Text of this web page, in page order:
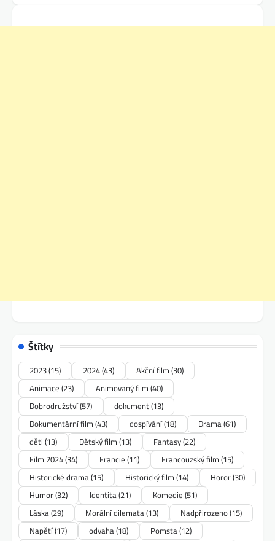
Štítky
2023(15) 2024(43) Akční film (30)
Animace (23) Animovaný film (40)
Dobrodružství(57) dokument(13)
Dokumentární film (43) dospívání(18) Drama(61)
děti (13) Dětský film (13) Fantasy(22)
Film 2024(34) Francie (11) Francouzský film (15)
Historické drama(15) Historický film (14) Horor(30)
Humor(32) Identita(21) Komedie (51)
Láska(29) Morální dilemata(13) Nadpřirozeno(15)
Napětí(17) odvaha(18) Pomsta(12)